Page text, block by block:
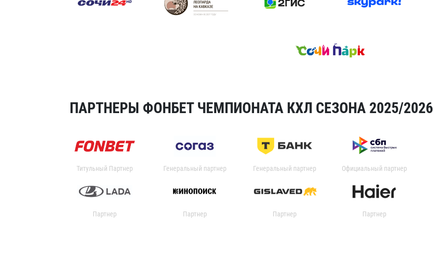
ПАРТНЕРЫ ФОНБЕТ ЧЕМПИОНАТА КХЛ СЕЗОНА 2025/2026
Титульный Партнер Генеральный партнер Генеральный партнер Официальный партнер
Партнер Партнер Партнер Партнер